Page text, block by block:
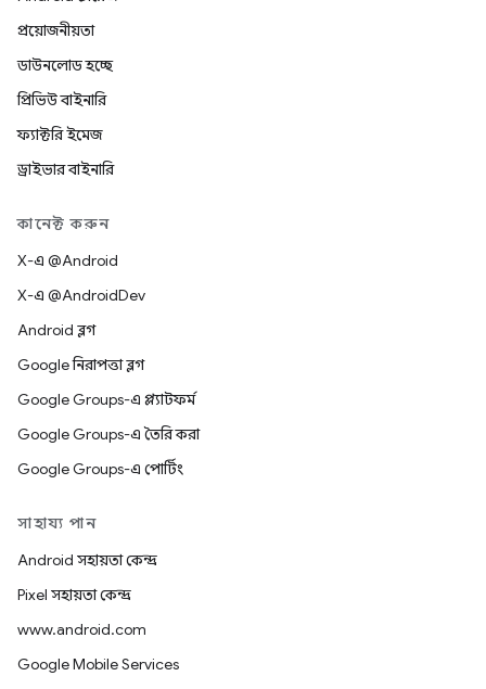
প্রয়োজনীয়তা
ডাউনলোড হচ্ছে
প্রিভিউ বাইনারি
ফ্যাক্টরি ইমেজ
ড্রাইভার বাইনারি
কানেক্ট করুন
X-এ @Android
X-এ @AndroidDev
Android ব্লগ
Google নিরাপত্তা ব্লগ
Google Groups-এ প্ল্যাটফর্ম
Google Groups-এ তৈরি করা
Google Groups-এ পোর্টিং
সাহায্য পান
Android সহায়তা কেন্দ্র
Pixel সহায়তা কেন্দ্র
www.android.com
Google Mobile Services